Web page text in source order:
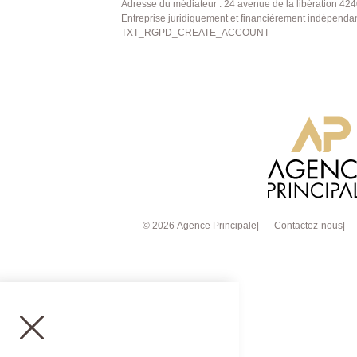
Adresse du médiateur : 24 avenue de la libération
Entreprise juridiquement et financièrement
TXT_RGPD_CREATE_ACCOUNT
© 2026 Agence Principale Contactez-nous